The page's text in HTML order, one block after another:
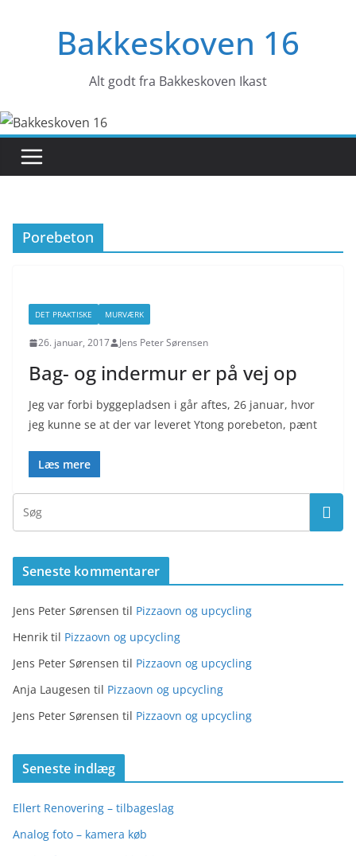
Bakkeskoven 16
Alt godt fra Bakkeskoven Ikast
Porebeton
DET PRAKTISKE MURVÆRK
26. januar, 2017 Jens Peter Sørensen
Bag- og indermur er på vej op
Jeg var forbi byggepladsen i går aftes, 26 januar, hvor
jeg kunne se at der var leveret Ytong porebeton, pænt
Læs mere
Seneste kommentarer
Jens Peter Sørensen til Pizzaovn og upcycling
Henrik til Pizzaovn og upcycling
Jens Peter Sørensen til Pizzaovn og upcycling
Anja Laugesen til Pizzaovn og upcycling
Jens Peter Sørensen til Pizzaovn og upcycling
Seneste indlæg
Ellert Renovering – tilbageslag
Analog foto – kamera køb